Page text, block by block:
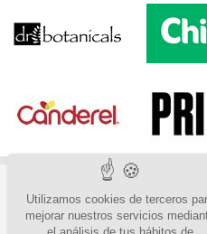
Utilizamos cookies de terceros
mejorar nuestros servicios